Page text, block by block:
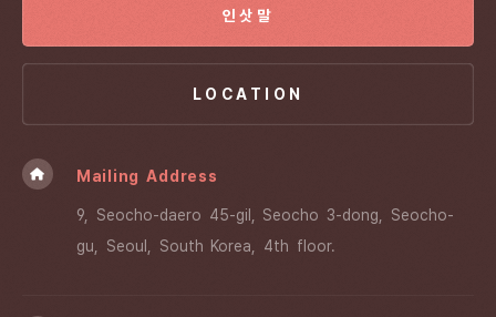
인삿말
LOCATION
Mailing Address
9, Seocho-daero 45-gil, Seocho 3-dong, Seocho-
gu, Seoul, South Korea, 4th floor.